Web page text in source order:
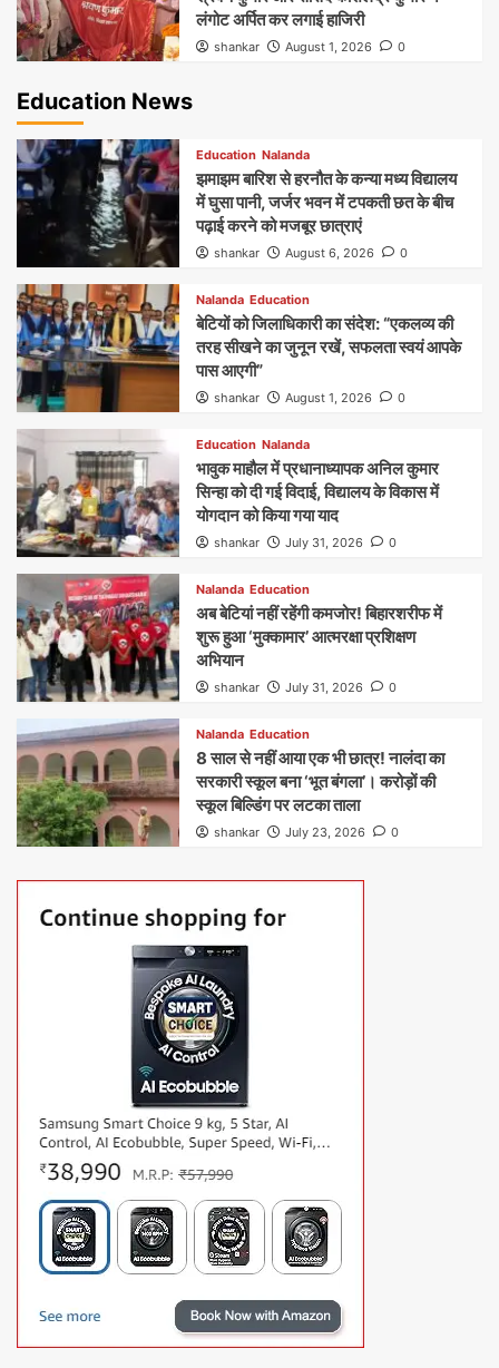
लंगोट अर्पित कर लगाई हाजिरी
shankar August 1, 2026 0
Education News
Education Nalanda
झमाझम बारिश से हरनौत के कन्या मध्य विद्यालय
में घुसा पानी, जर्जर भवन में टपकती छत के बीच
पढ़ाई करने को मजबूर छात्राएं
shankar August 6, 2026 0
Nalanda Education
बेटियों को जिलाधिकारी का संदेश: “एकलव्य की
तरह सीखने का जुनून रखें, सफलता स्वयं आपके
पास आएगी”
shankar August 1, 2026 0
Education Nalanda
भावुक माहौल में प्रधानाध्यापक अनिल कुमार
सिन्हा को दी गई विदाई, विद्यालय के विकास में
योगदान को किया गया याद
shankar July 31, 2026 0
Nalanda Education
अब बेटियां नहीं रहेंगी कमजोर! बिहारशरीफ में
शुरू हुआ ‘मुक्कामार’ आत्मरक्षा प्रशिक्षण
अभियान
shankar July 31, 2026 0
Nalanda Education
8 साल से नहीं आया एक भी छात्र! नालंदा का
सरकारी स्कूल बना ‘भूत बंगला’। करोड़ों की
स्कूल बिल्डिंग पर लटका ताला
shankar July 23, 2026 0